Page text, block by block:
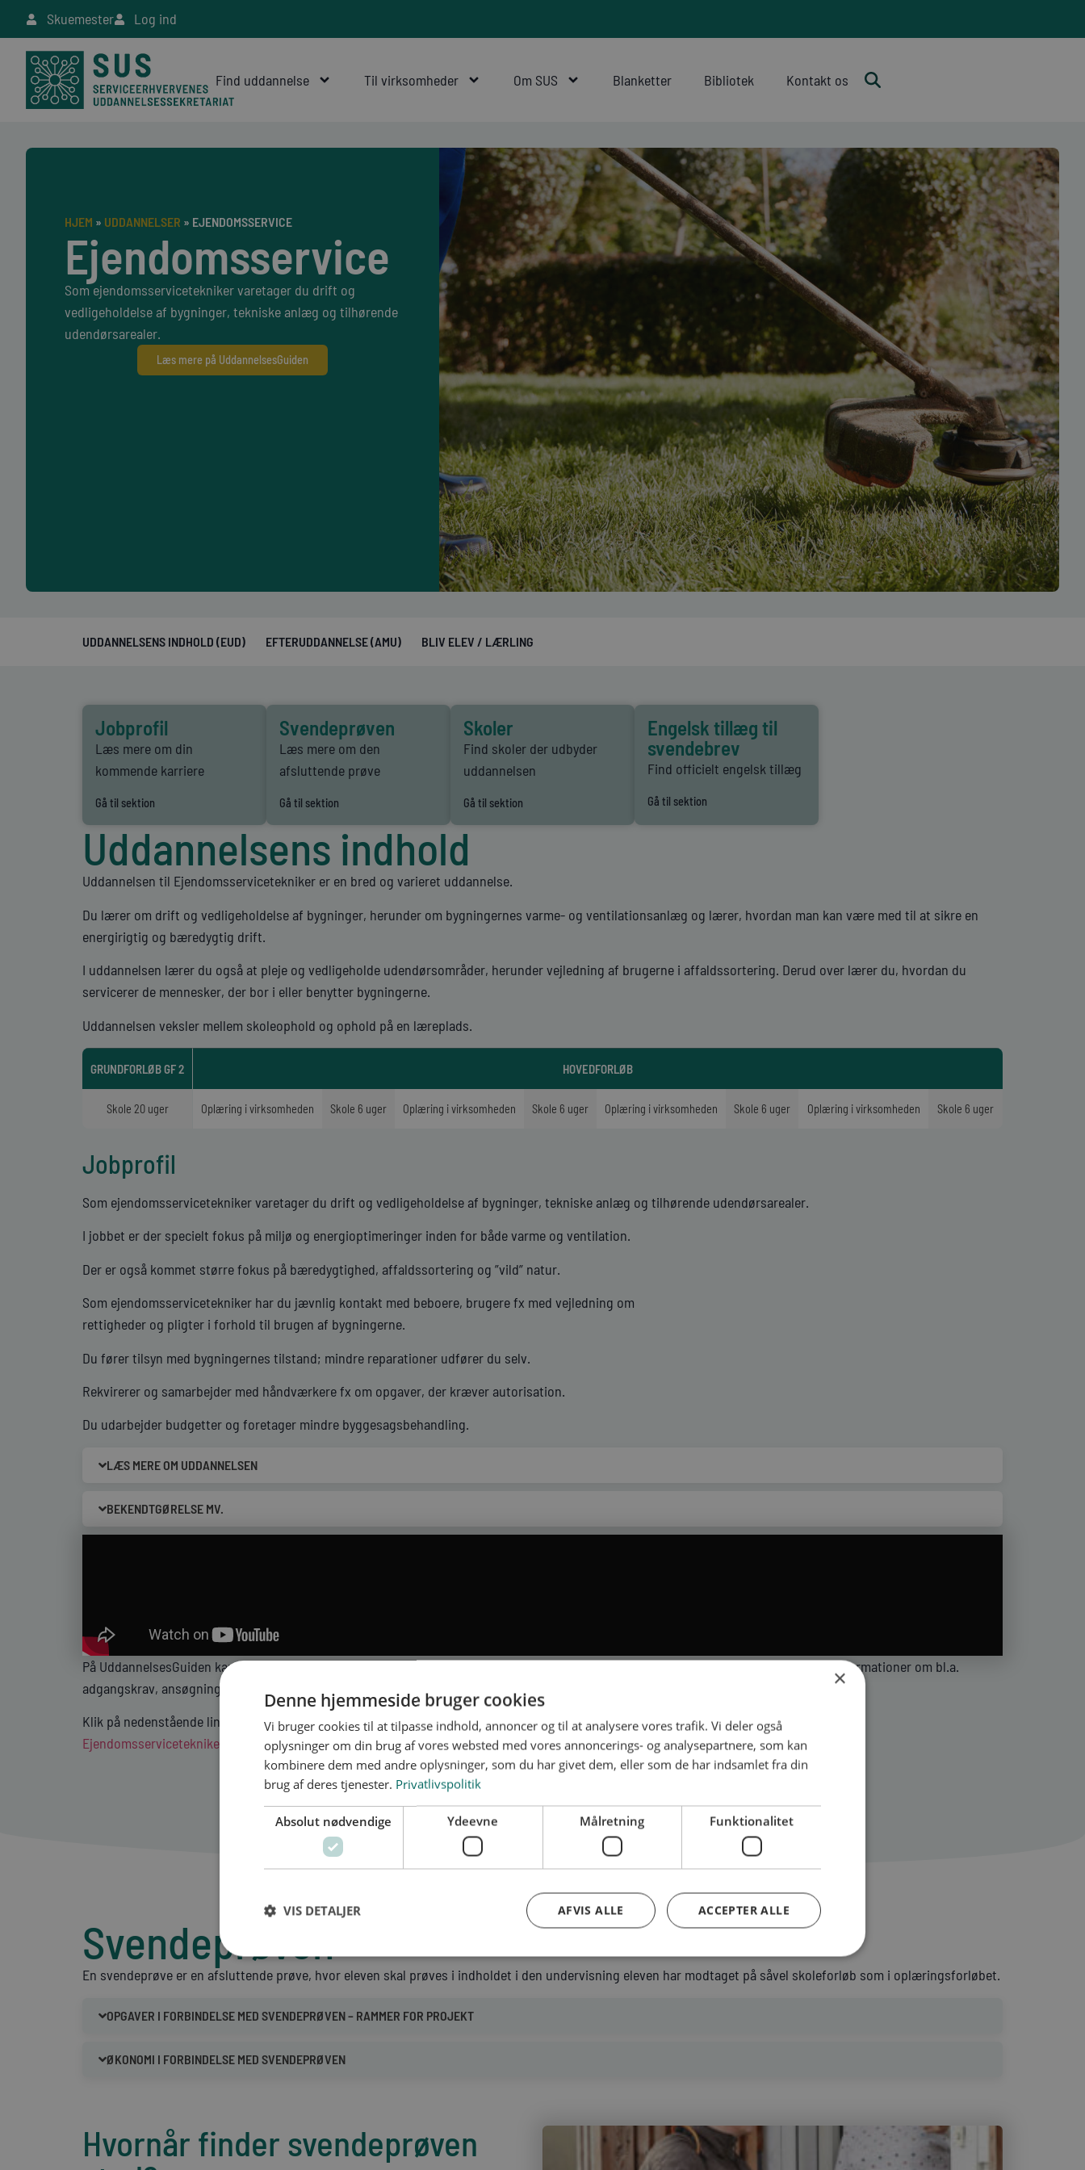
Skuemester Log ind
Find uddannelse Til virksomheder Om SUS Blanketter Bibliotek Kontakt os
HJEM » UDDANNELSER » EJENDOMSSERVICE
Ejendomsservice
Som ejendomsservicetekniker varetager du drift og
vedligeholdelse af bygninger, tekniske anlæg og tilhørende
udendørsarealer.
Læs mere på UddannelsesGuiden
UDDANNELSENS INDHOLD (EUD) EFTERUDDANNELSE (AMU) BLIV ELEV / LÆRLING
Jobprofil
Læs mere om din
kommende karriere
Gå til sektion
Svendeprøven
Læs mere om den
afsluttende prøve
Gå til sektion
Skoler
Find skoler der udbyder
uddannelsen
Gå til sektion
Engelsk tillæg til
svendebrev
Find officielt engelsk tillæg
Gå til sektion
Uddannelsens indhold
Uddannelsen til Ejendomsservicetekniker er en bred og varieret uddannelse.
Du lærer om drift og vedligeholdelse af bygninger, herunder om bygningernes varme- og ventilationsanlæg og lærer, hvordan man kan være med til at sikre en
energirigtig og bæredygtig drift.
I uddannelsen lærer du også at pleje og vedligeholde udendørsområder, herunder vejledning af brugerne i affaldssortering. Derud over lærer du, hvordan du
servicerer de mennesker, der bor i eller benytter bygningerne.
Uddannelsen veksler mellem skoleophold og ophold på en læreplads.
GRUNDFORLØB GF 2 HOVEDFORLØB
Skole 20 uger Oplæring i virksomheden Skole 6 uger Oplæring i virksomheden Skole 6 uger Oplæring i virksomheden Skole 6 uger Oplæring i virksomheden Skole 6 uger
Jobprofil
Som ejendomsservicetekniker varetager du drift og vedligeholdelse af bygninger, tekniske anlæg og tilhørende udendørsarealer.
I jobbet er der specielt fokus på miljø og energioptimeringer inden for både varme og ventilation.
Der er også kommet større fokus på bæredygtighed, affaldssortering og ”vild” natur.
Som ejendomsservicetekniker har du jævnlig kontakt med beboere, brugere fx med vejledning om
rettigheder og pligter i forhold til brugen af bygningerne.
Du fører tilsyn med bygningernes tilstand; mindre reparationer udfører du selv.
Rekvirerer og samarbejder med håndværkere fx om opgaver, der kræver autorisation.
Du udarbejder budgetter og foretager mindre byggesagsbehandling.
LÆS MERE OM UDDANNELSEN
BEKENDTGØRELSE MV.
På UddannelsesGuiden kan du finde mange oplysninger om uddannelsen. Ud over informationer om selve uddannelsen, kan du finde informationer om bl.a.
adgangskrav, ansøgning og optagelse og om hvor du finder en læreplads samt meget andet.
Klik på nedenstående link for at læse mere:
Ejendomsservicetekniker | UddannelsesGuiden (ug.dk)
Svendeprøven
En svendeprøve er en afsluttende prøve, hvor eleven skal prøves i indholdet i den undervisning eleven har modtaget på såvel skoleforløb som i oplæringsforløbet.
OPGAVER I FORBINDELSE MED SVENDEPRØVEN – RAMMER FOR PROJEKT
ØKONOMI I FORBINDELSE MED SVENDEPRØVEN
Hvornår finder svendeprøven
×
Denne hjemmeside bruger cookies
Vi bruger cookies til at tilpasse indhold, annoncer og til at analysere vores trafik. Vi deler også
oplysninger om din brug af vores websted med vores annoncerings- og analysepartnere, som kan
kombinere dem med andre oplysninger, som du har givet dem, eller som de har indsamlet fra din
brug af deres tjenester. Privatlivspolitik
Absolut nødvendige Ydeevne Målretning Funktionalitet
ACCEPTER ALLE
AFVIS ALLE
VIS DETALJER